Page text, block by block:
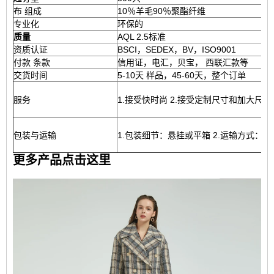
布 组成
10％羊毛90％聚酯纤维
专业化
环保的
质量
AQL 2.5标准
资质认证
BSCI，SEDEX，BV，ISO9001
付款 条款
信用证，电汇，贝宝， 西联汇款等
交货时间
5-10天 样品，45-60天，整个订单
服务 1.接受快时尚 2.接受定制尺寸和加大尺
包装与运输 1.包装细节：悬挂或平箱 2.运输方式：
更多产品点击这里